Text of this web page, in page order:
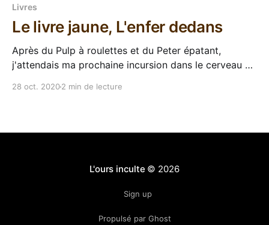
Livres
Le livre jaune, L'enfer dedans
Après du Pulp à roulettes et du Peter épatant,
j'attendais ma prochaine incursion dans le cerveau de
28 oct. 20202 min de lecture
L'ours inculte © 2026
Sign up
Propulsé par Ghost